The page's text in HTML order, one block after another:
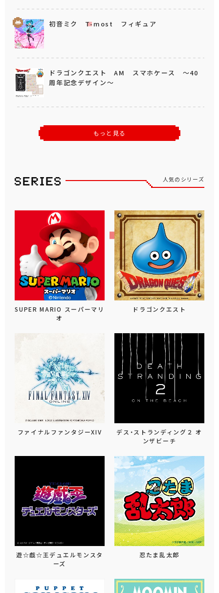
初音ミク T-most フィギュア
ドラゴンクエスト AM スマホケース ～40
周年記念デザイン～
もっと見る
人気のシリーズ
SUPER MARIO スーパーマリ
オ
ドラゴンクエスト
ファイナルファンタジーXIV
デス・ストランディング２ オ
ンザビーチ
遊☆戯☆王デュエルモンスタ
ーズ
忍たま乱太郎